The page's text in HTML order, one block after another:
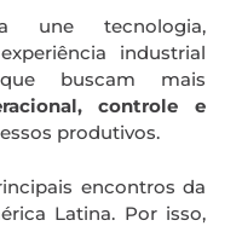
une tecnologia,
industrial
buscam mais
controle e
produtivos.
encontros da
Latina. Por isso,